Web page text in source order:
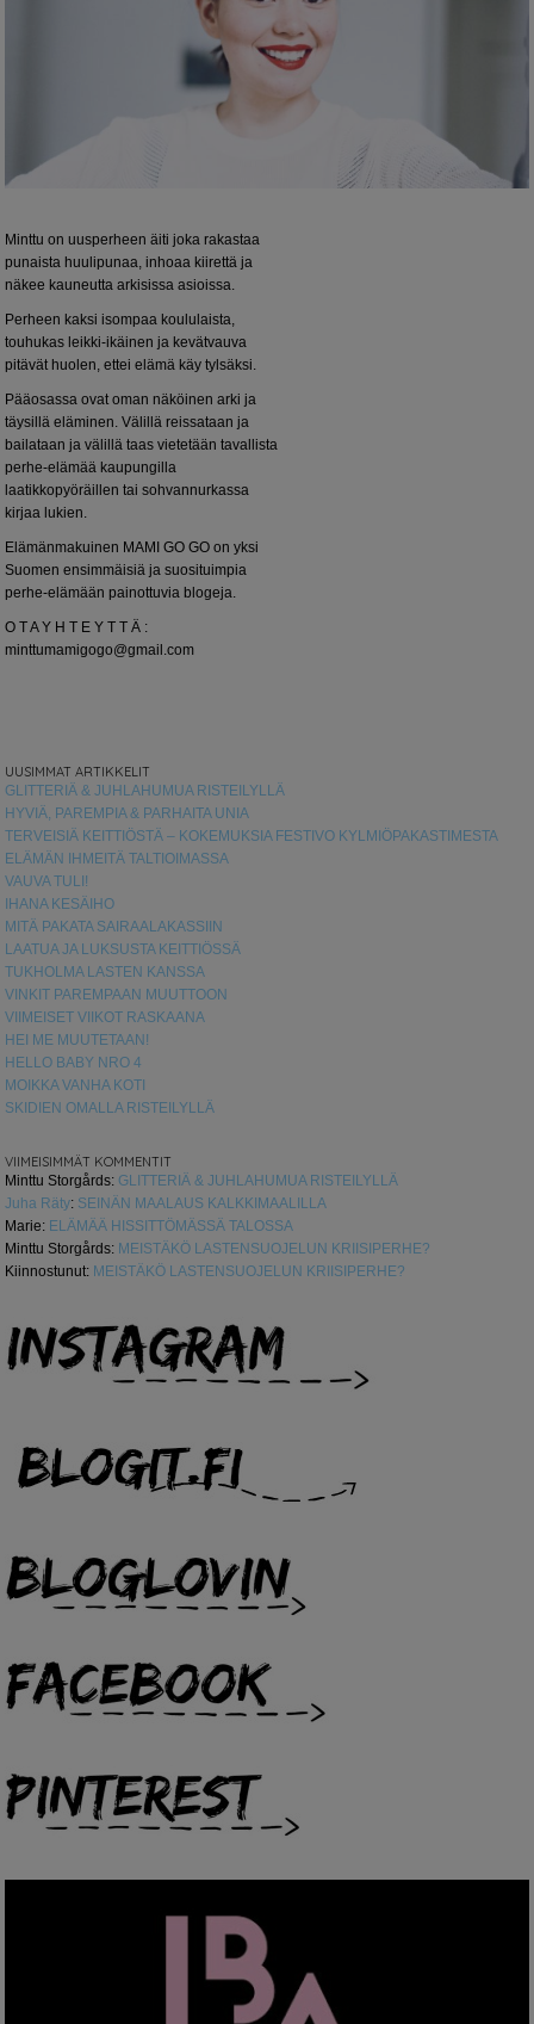
Minttu on uusperheen äiti joka rakastaa
punaista huulipunaa, inhoaa kiirettä ja
näkee kauneutta arkisissa asioissa.
Perheen kaksi isompaa koululaista,
touhukas leikki-ikäinen ja kevätvauva
pitävät huolen, ettei elämä käy tylsäksi.
Pääosassa ovat oman näköinen arki ja
täysillä eläminen. Välillä reissataan ja
bailataan ja välillä taas vietetään tavallista
perhe-elämää kaupungilla
laatikkopyöräillen tai sohvannurkassa
kirjaa lukien.
Elämänmakuinen MAMI GO GO on yksi
Suomen ensimmäisiä ja suosituimpia
perhe-elämään painottuvia blogeja.
O T A Y H T E Y T T Ä :
minttumamigogo@gmail.com
UUSIMMAT ARTIKKELIT
GLITTERIÄ & JUHLAHUMUA RISTEILYLLÄ
HYVIÄ, PAREMPIA & PARHAITA UNIA
TERVEISIÄ KEITTIÖSTÄ – KOKEMUKSIA FESTIVO KYLMIÖPAKASTIMESTA
ELÄMÄN IHMEITÄ TALTIOIMASSA
VAUVA TULI!
IHANA KESÄIHO
MITÄ PAKATA SAIRAALAKASSIIN
LAATUA JA LUKSUSTA KEITTIÖSSÄ
TUKHOLMA LASTEN KANSSA
VINKIT PAREMPAAN MUUTTOON
VIIMEISET VIIKOT RASKAANA
HEI ME MUUTETAAN!
HELLO BABY NRO 4
MOIKKA VANHA KOTI
SKIDIEN OMALLA RISTEILYLLÄ
VIIMEISIMMÄT KOMMENTIT
Minttu Storgårds: GLITTERIÄ & JUHLAHUMUA RISTEILYLLÄ
Juha Räty: SEINÄN MAALAUS KALKKIMAALILLA
Marie: ELÄMÄÄ HISSITTÖMÄSSÄ TALOSSA
Minttu Storgårds: MEISTÄKÖ LASTENSUOJELUN KRIISIPERHE?
Kiinnostunut: MEISTÄKÖ LASTENSUOJELUN KRIISIPERHE?